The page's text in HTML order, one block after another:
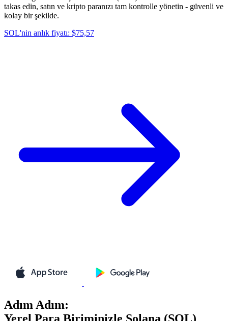
takas edin, satın ve kripto paranızı tam kontrolle yönetin - güvenli ve
kolay bir şekilde.
SOL'nin anlık fiyatı: $75,57
Adım Adım:
Yerel Para Biriminizle Solana (SOL)